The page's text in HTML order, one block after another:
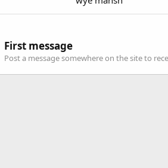
First message
Post a message somewhere on the site to